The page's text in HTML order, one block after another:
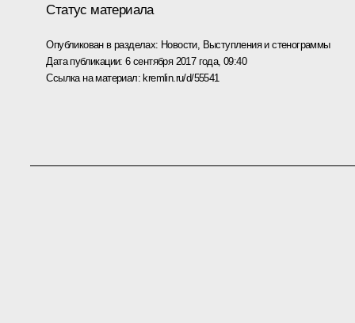
Статус материала
Опубликован в разделах: Новости, Выступления и стенограммы
Дата публикации:6 сентября 2017 года, 09:40
Ссылка на материал: kremlin.ru/d/55541